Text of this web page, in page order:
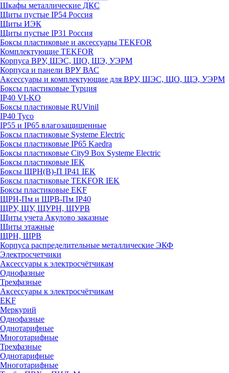
Шкафы металлические ДКС
Щиты пустые IP54 Россия
Щиты ИЭК
Щиты пустые IP31 Россия
Боксы пластиковые и аксессуары TEKFOR
Комплектующие TEKFOR
Корпуса ВРУ, ШЭС, ЩО, ЩЭ, УЭРМ
Корпуса и панели ВРУ ВАС
Аксессуары и комплектующие для ВРУ, ШЭС, ЩО, ЩЭ, УЭРМ
Боксы пластиковые Турция
IP40 VI-KO
Боксы пластиковые RUVinil
IP40 Тусо
IP55 и IP65 влагозащищенные
Боксы пластиковые Systeme Electric
Боксы пластиковые IP65 Kaedra
Боксы пластиковые City9 Box Systeme Electric
Боксы пластиковые IEK
Боксы ЩРН(В)-П IP41 IEK
Боксы пластиковые TEKFOR IEK
Боксы пластиковые EKF
ЩРН-Пм и ЩРВ-Пм IP40
ЩРУ, ЩУ, ЩУРН, ЩУРВ
Щиты учета Акулово заказные
Щиты этажные
ЩРН, ЩРВ
Корпуса распределительные металлические ЭКФ
Электросчетчики
Аксессуары к электросчётчикам
Однофазные
Трехфазные
Аксессуары к электросчётчикам
EKF
Меркурий
Однофазные
Однотарифные
Многотарифные
Трехфазные
Однотарифные
Многотарифные